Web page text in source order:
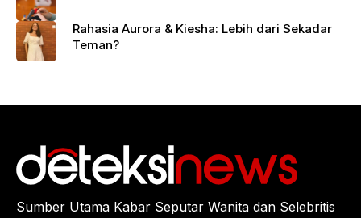
Rahasia Aurora & Kiesha: Lebih dari Sekadar
Teman?
Sumber Utama Kabar Seputar Wanita dan Selebritis